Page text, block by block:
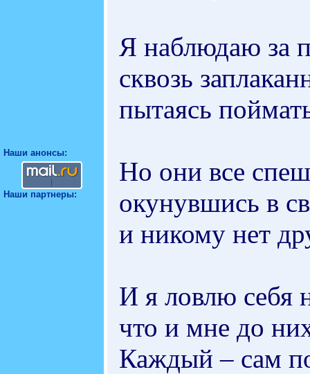
Наши анонсы:
Наши партнеры:
Я наблюдаю за
сквозь
пытаясь
Но они все
окунувшись в
и никому нет
И я ловлю себя
что и мне до
Каждый – сам